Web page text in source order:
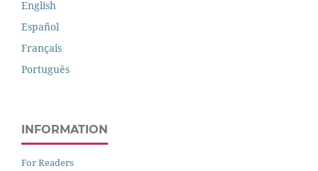
English
Español
Français
Português
INFORMATION
For Readers